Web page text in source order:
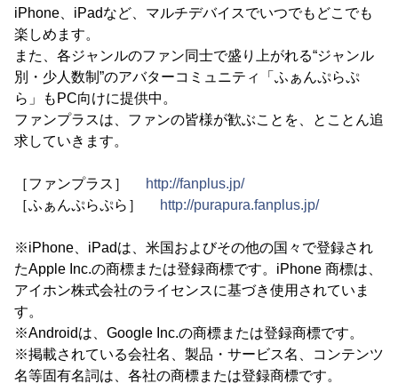
iPhone、iPadなど、マルチデバイスでいつでもどこでも
楽しめます。
また、各ジャンルのファン同士で盛り上がれる“ジャンル
別・少人数制”のアバターコミュニティ「ふぁんぷらぷ
ら」もPC向けに提供中。
ファンプラスは、ファンの皆様が歓ぶことを、とことん追
求していきます。
［ファンプラス］
http://fanplus.jp/
［ふぁんぷらぷら］
http://purapura.fanplus.jp/
※iPhone、iPadは、米国およびその他の国々で登録され
たApple Inc.の商標または登録商標です。iPhone 商標は、
アイホン株式会社のライセンスに基づき使用されていま
す。
※Androidは、Google Inc.の商標または登録商標です。
※掲載されている会社名、製品・サービス名、コンテンツ
名等固有名詞は、各社の商標または登録商標です。